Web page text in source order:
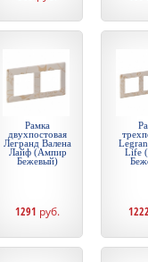
Рамка
двухпостовая
Легранд Валена
Лайф (Ампир
Бежевый)
1291 руб.
Life
1222